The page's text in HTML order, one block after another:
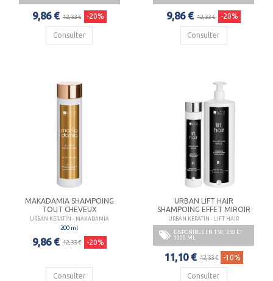
9,86 € 12,33 € -20%
Consulter
9,86 € 12,33 € -20%
Consulter
MAKADAMIA SHAMPOING
TOUT CHEVEUX
URBAN KERATIN - MAKADAMIA
200 ml
9,86 € 12,33 € -20%
Consulter
URBAN LIFT HAIR
SHAMPOING EFFET MIROIR
URBAN KERATIN - LIFT HAIR
DISPONIBLE EN 150, 250 ET
1000 ML
11,10 € 12,33 € -10%
Consulter